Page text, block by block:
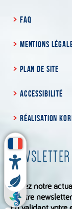
FAQ
MENTIONS
PLAN DE SITE
ACCESSIBILITÉ
RÉALISATION
NEWSLETTER
Suivez notre
à notre